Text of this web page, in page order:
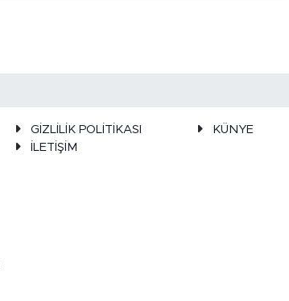
GİZLİLİK POLİTİKASI
KÜNYE
İLETİŞİM